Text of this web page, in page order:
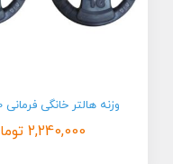
وزنه هالتر خانگی فرمانی 10 کیلویی
2,240,000